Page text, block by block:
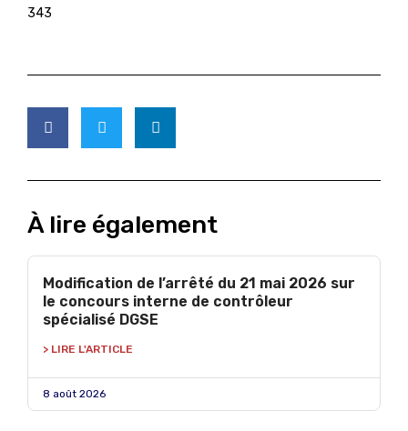
343
À lire également
Modification de l’arrêté du 21 mai 2026 sur
le concours interne de contrôleur
spécialisé DGSE
> LIRE L'ARTICLE
8 août 2026